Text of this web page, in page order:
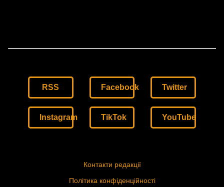
RSS Facebook Twitter
Instagram TikTok YouTube
Контакти редакції
Політика конфіденційності